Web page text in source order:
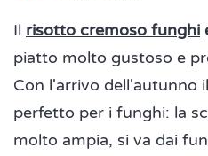
Il risotto cremoso funghi
piatto molto gustoso e
Con l'arrivo dell'autunno
perfetto per i funghi: la
molto ampia, si va dai